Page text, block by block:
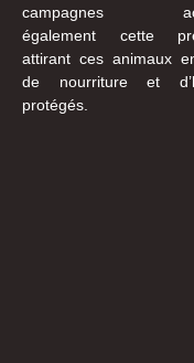
campagnes
également cette
attirant ces animaux
de nourriture et
protégés.